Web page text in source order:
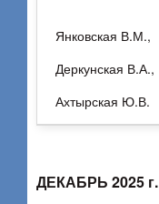
Янковская В.М.,
Деркунская В.А.,
Ахтырская Ю.В.
ДЕКАБРЬ 2025 г.